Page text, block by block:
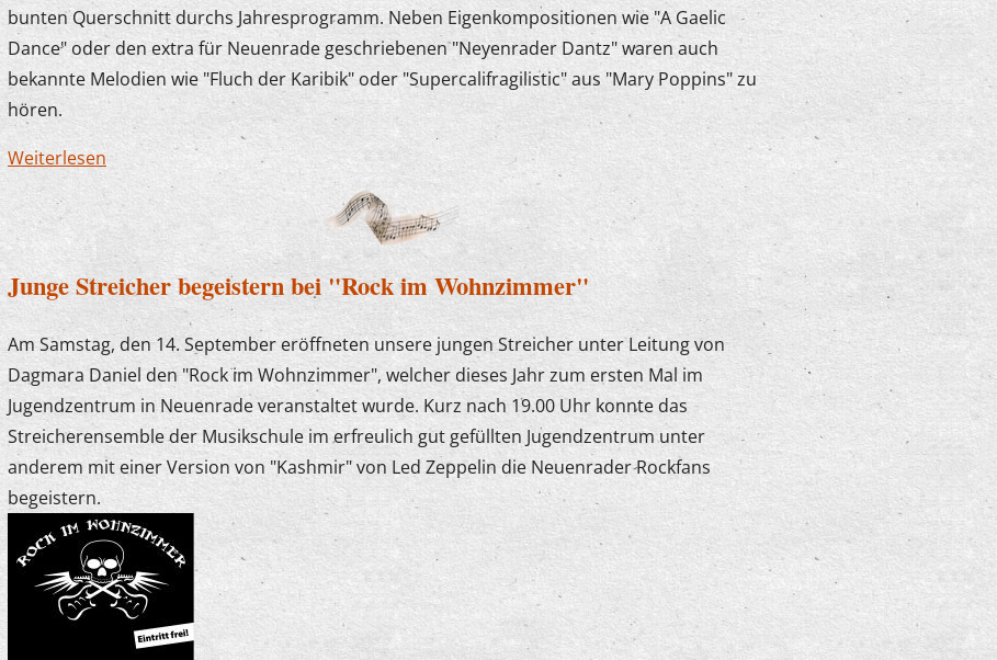
bunten Querschnitt durchs Jahresprogramm. Neben Eigenkompositionen wie "A Gaelic
Dance" oder den extra für Neuenrade geschriebenen "Neyenrader Dantz" waren auch
bekannte Melodien wie "Fluch der Karibik" oder "Supercalifragilistic" aus "Mary Poppins" zu
hören.
Weiterlesen über Zauberlehrlinge im Kaisergarten
Junge Streicher begeistern bei "Rock im Wohnzimmer"
Am Samstag, den 14. September eröffneten unsere jungen Streicher unter Leitung von
Dagmara Daniel den "Rock im Wohnzimmer", welcher dieses Jahr zum ersten Mal im
Jugendzentrum in Neuenrade veranstaltet wurde. Kurz nach 19.00 Uhr konnte das
Streicherensemble der Musikschule im erfreulich gut gefüllten Jugendzentrum unter
anderem mit einer Version von "Kashmir" von Led Zeppelin die Neuenrader Rockfans
begeistern.